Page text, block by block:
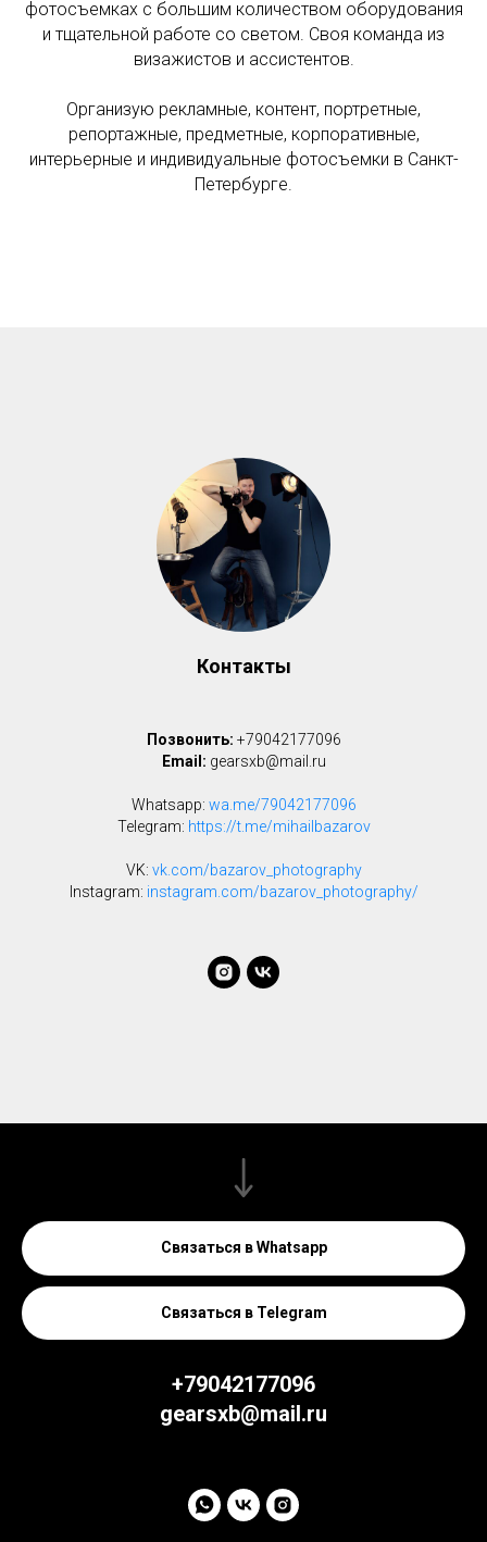
фотосъемках с большим количеством оборудования
и тщательной работе со светом. Своя команда из
визажистов и ассистентов.
Организую рекламные, контент, портретные,
репортажные, предметные, корпоративные,
интерьерные и индивидуальные фотосъемки в Санкт-
Петербурге.
Контакты
Позвонить: +79042177096
Email: gearsxb@mail.ru
Whatsapp: wa.me/79042177096
Telegram: https://t.me/mihailbazarov
VK: vk.com/bazarov_photography
Instagram: instagram.com/bazarov_photography/
Связаться в Whatsapp
Связаться в Telegram
+79042177096
gearsxb@mail.ru